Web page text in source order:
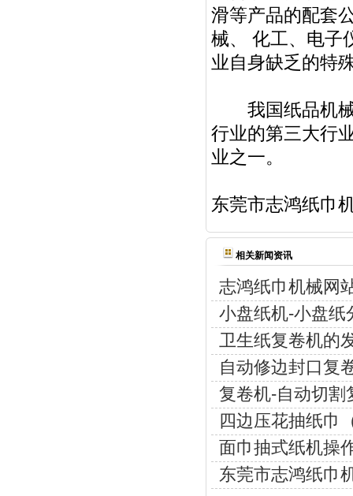
滑等产品的配套
械、 化工、电子
业自身缺乏的特
我国纸品机械
行业的第三大行
业之一。
东莞市志鸿纸巾
相关新闻资讯
志鸿纸巾机械网
小盘纸机-小盘纸
卫生纸复卷机的
自动修边封口复
复卷机-自动切割
四边压花抽纸巾
面巾抽式纸机操
东莞市志鸿纸巾